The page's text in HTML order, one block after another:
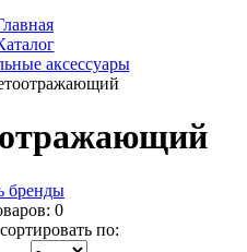
аксессуары
бренды
0
сортировать по: